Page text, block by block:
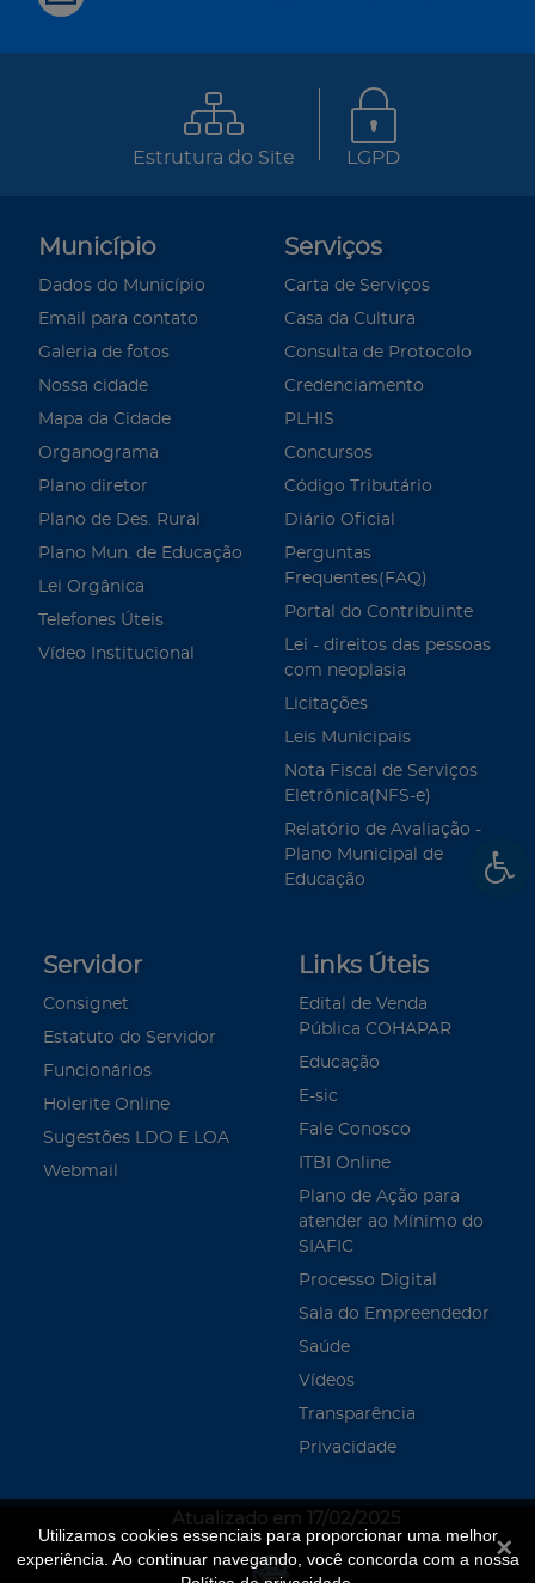
Utilizamos cookies essenciais para proporcionar uma melhor
experiência. Ao continuar navegando, você concorda com a nossa
Estrutura do Site LGPD
Município
Dados do Município
Email para contato
Galeria de fotos
Nossa cidade
Mapa da Cidade
Organograma
Plano diretor
Plano de Des. Rural
Plano Mun. de Educação
Lei Orgânica
Telefones Úteis
Vídeo Institucional
Serviços
Carta de Serviços
Casa da Cultura
Consulta de Protocolo
Credenciamento
PLHIS
Concursos
Código Tributário
Diário Oficial
Perguntas
Frequentes(FAQ)
Portal do Contribuinte
Lei - direitos das pessoas
com neoplasia
Licitações
Leis Municipais
Nota Fiscal de Serviços
Eletrônica(NFS-e)
Relatório de Avaliação -
Plano Municipal de
Educação
Servidor
Consignet
Estatuto do Servidor
Funcionários
Holerite Online
Sugestões LDO E LOA
Webmail
Links Úteis
Edital de Venda
Pública COHAPAR
Educação
E-sic
Fale Conosco
ITBI Online
Plano de Ação para
atender ao Mínimo do
SIAFIC
Processo Digital
Sala do Empreendedor
Saúde
Vídeos
Transparência
Privacidade
Atualizado em 17/02/2025